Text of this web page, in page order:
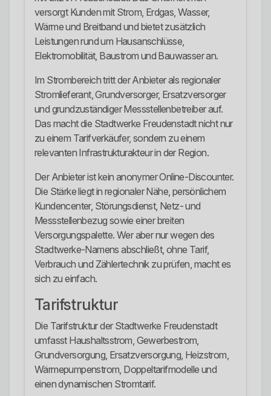
versorgt Kunden mit Strom, Erdgas, Wasser,
Wärme und Breitband und bietet zusätzlich
Leistungen rund um Hausanschlüsse,
Elektromobilität, Baustrom und Bauwasser an.
Im Strombereich tritt der Anbieter als regionaler
Stromlieferant, Grundversorger, Ersatzversorger
und grundzuständiger Messstellenbetreiber auf.
Das macht die Stadtwerke Freudenstadt nicht nur
zu einem Tarifverkäufer, sondern zu einem
relevanten Infrastrukturakteur in der Region.
Der Anbieter ist kein anonymer Online-Discounter.
Die Stärke liegt in regionaler Nähe, persönlichem
Kundencenter, Störungsdienst, Netz- und
Messstellenbezug sowie einer breiten
Versorgungspalette. Wer aber nur wegen des
Stadtwerke-Namens abschließt, ohne Tarif,
Verbrauch und Zählertechnik zu prüfen, macht es
sich zu einfach.
Tarifstruktur
Die Tarifstruktur der Stadtwerke Freudenstadt
umfasst Haushaltsstrom, Gewerbestrom,
Grundversorgung, Ersatzversorgung, Heizstrom,
Wärmepumpenstrom, Doppeltarifmodelle und
einen dynamischen Stromtarif.